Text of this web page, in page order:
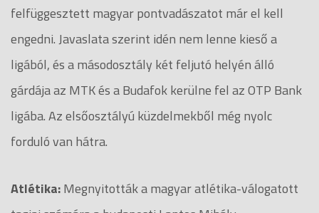
felfüggesztett magyar pontvadászatot már el kell
engedni. Javaslata szerint idén nem lenne kieső a
ligából, és a másodosztály két feljutó helyén álló
gárdája az MTK és a Budafok kerülne fel az OTP Bank
ligába. Az elsőosztályú küzdelmekből még nyolc
forduló van hátra.
Atlétika:Megnyitották a magyar atlétika-válogatott